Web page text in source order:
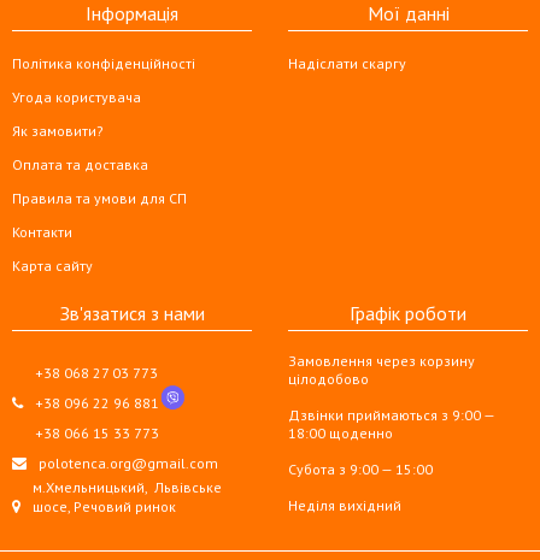
Інформація
Політика конфіденційності
Угода користувача
Як замовити?
Оплата та доставка
Правила та умови для СП
Контакти
Карта сайту
Мої данні
Надіслати скаргу
Зв'язатися з нами
+38 068 27 03 773
+38 096 22 96 881
+38 066 15 33 773
polotenca.org@gmail.com
м.Хмельницький, Львівське
шосе, Речовий ринок
Графік роботи
Замовлення через корзину
цілодобово
Дзвінки приймаються з 9:00 —
18:00 щоденно
Субота з 9:00 — 15:00
Неділя вихідний